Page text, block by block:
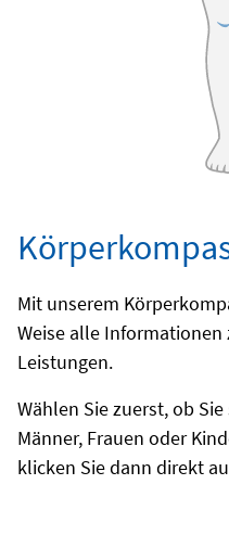
Mit unserem
Weise alle
Leistungen.
Wählen Sie zuerst, ob
Männer, Frauen oder
klicken Sie dann direkt